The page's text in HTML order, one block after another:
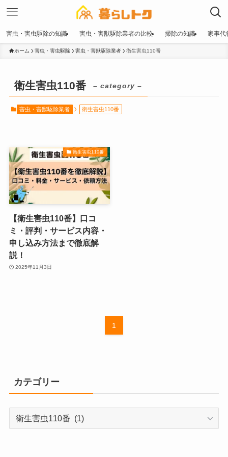
害虫・害虫駆除の知識 害虫・害獣駆除業者の比較 掃除の知識 家事代
ホーム 害虫・害虫駆除 害虫・害獣駆除業者 衛生害虫110番
衛生害虫110番 – category –
害虫・害獣駆除業者 衛生害虫110番
衛生害虫110番
【衛生害虫110番】口コ
ミ・評判・サービス内容・
申し込み方法まで徹底解
説！
2025年11月3日
1
カテゴリー